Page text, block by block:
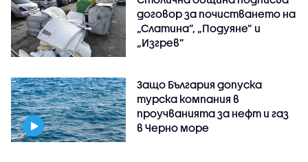
договор за почистването на
„Слатина”, „Подуяне” и
„Изгрев”
Защо България допуска
турска компания в
проучванията за нефт и газ
в Черно море